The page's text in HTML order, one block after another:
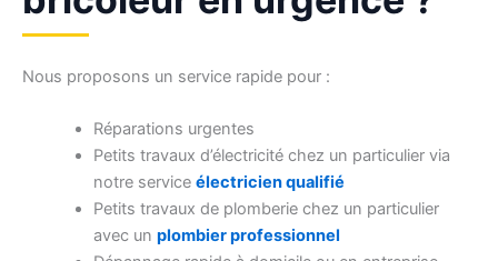
Nous proposons un service rapide pour :
Réparations urgentes
Petits travaux d’électricité chez un particulier via
notre service électricien qualifié
Petits travaux de plomberie chez un particulier
avec un plombier professionnel